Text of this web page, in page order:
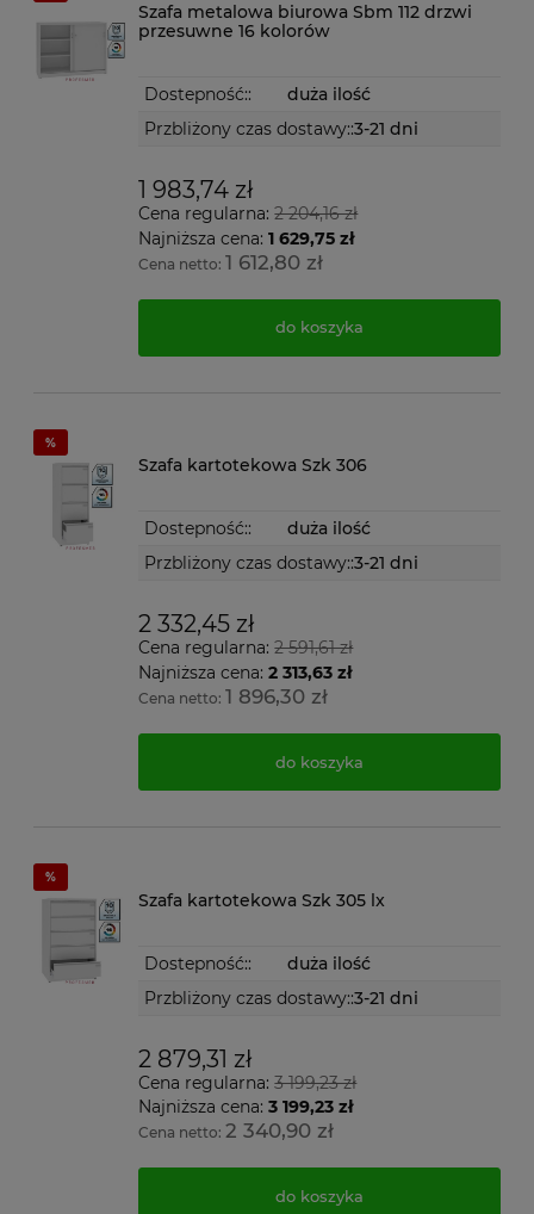
Szafa metalowa biurowa Sbm 112 drzwi
przesuwne 16 kolorów
Dostepność::
duża ilość
Przbliżony czas dostawy::3-21 dni
1 983,74 zł
Cena regularna:2 204,16 zł
Najniższa cena:1 629,75 zł
Cena netto: 1 612,80 zł
do koszyka
Szafa kartotekowa Szk 306
Dostepność::
duża ilość
Przbliżony czas dostawy::3-21 dni
2 332,45 zł
Cena regularna:2 591,61 zł
Najniższa cena:2 313,63 zł
Cena netto: 1 896,30 zł
do koszyka
Szafa kartotekowa Szk 305 lx
Dostepność::
duża ilość
Przbliżony czas dostawy::3-21 dni
2 879,31 zł
Cena regularna:3 199,23 zł
Najniższa cena:3 199,23 zł
Cena netto:2 340,90 zł
do koszyka